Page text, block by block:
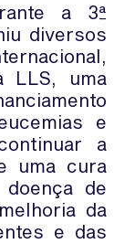
a 3ª
diversos
LLS, uma
e
a
uma cura
de
da
e das